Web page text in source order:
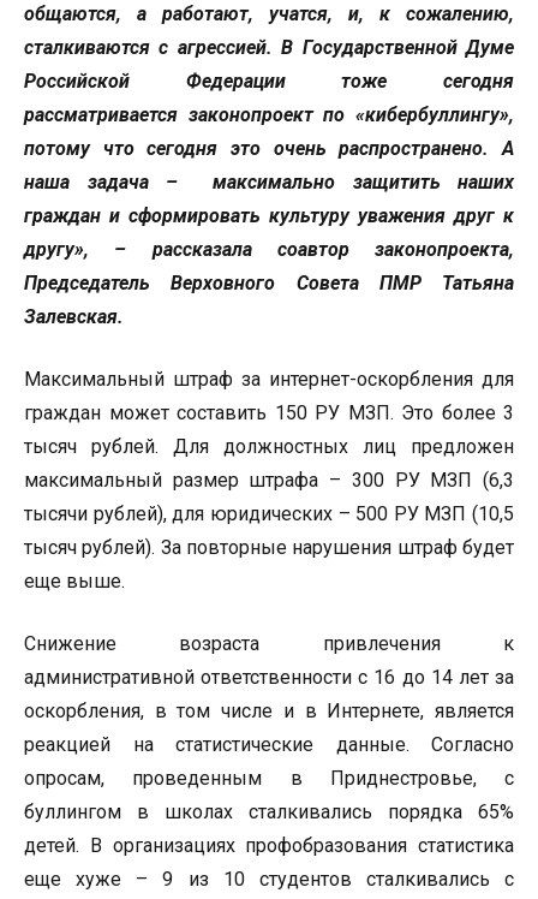
общаются, а работают, учатся, и, к сожалению,
сталкиваются с агрессией. В Государственной Думе
Российской Федерации тоже сегодня
рассматривается законопроект по «кибербуллингу»,
потому что сегодня это очень распространено. А
наша задача – максимально защитить наших
граждан и сформировать культуру уважения друг к
другу», – рассказала соавтор законопроекта,
Председатель Верховного Совета ПМР Татьяна
Залевская.
Максимальный штраф за интернет-оскорбления для
граждан может составить 150 РУ МЗП. Это более 3
тысяч рублей. Для должностных лиц предложен
максимальный размер штрафа – 300 РУ МЗП (6,3
тысячи рублей), для юридических – 500 РУ МЗП (10,5
тысяч рублей). За повторные нарушения штраф будет
еще выше.
Снижение возраста привлечения к
административной ответственности с 16 до 14 лет за
оскорбления, в том числе и в Интернете, является
реакцией на статистические данные. Согласно
опросам, проведенным в Приднестровье, с
буллингом в школах сталкивались порядка 65%
детей. В организациях профобразования статистика
еще хуже – 9 из 10 студентов сталкивались с